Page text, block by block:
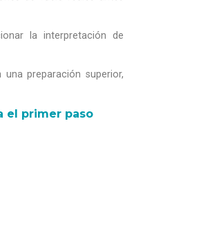
la interpretación de
preparación superior,
el primer paso